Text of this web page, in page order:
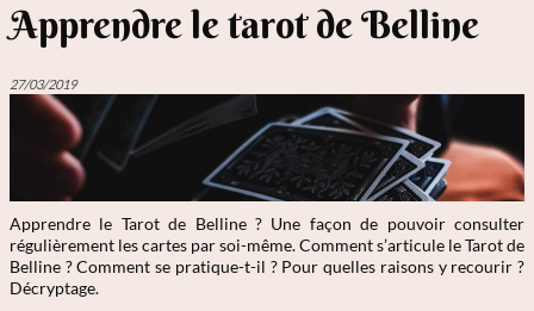
Apprendre le tarot de Belline
27/03/2019
Apprendre le Tarot de Belline ? Une façon de pouvoir consulter
régulièrement les cartes par soi-même. Comment s’articule le Tarot de
Belline ? Comment se pratique-t-il ? Pour quelles raisons y recourir ?
Décryptage.